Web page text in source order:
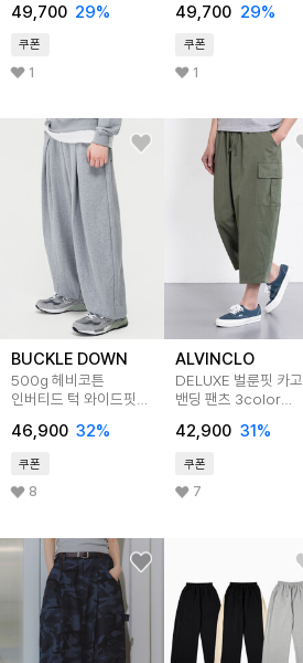
49,700 29%
쿠폰
1
GREY)
49,700 29%
쿠폰
1
BUCKLE DOWN
500g 헤비코튼
인버티드 턱 와이드핏
(MELANGE GREY)
46,900 32%
쿠폰
8
ALVINCLO
DELUXE 벌룬핏 카고
밴딩 팬츠 3color
42,900 31 %
쿠폰
7